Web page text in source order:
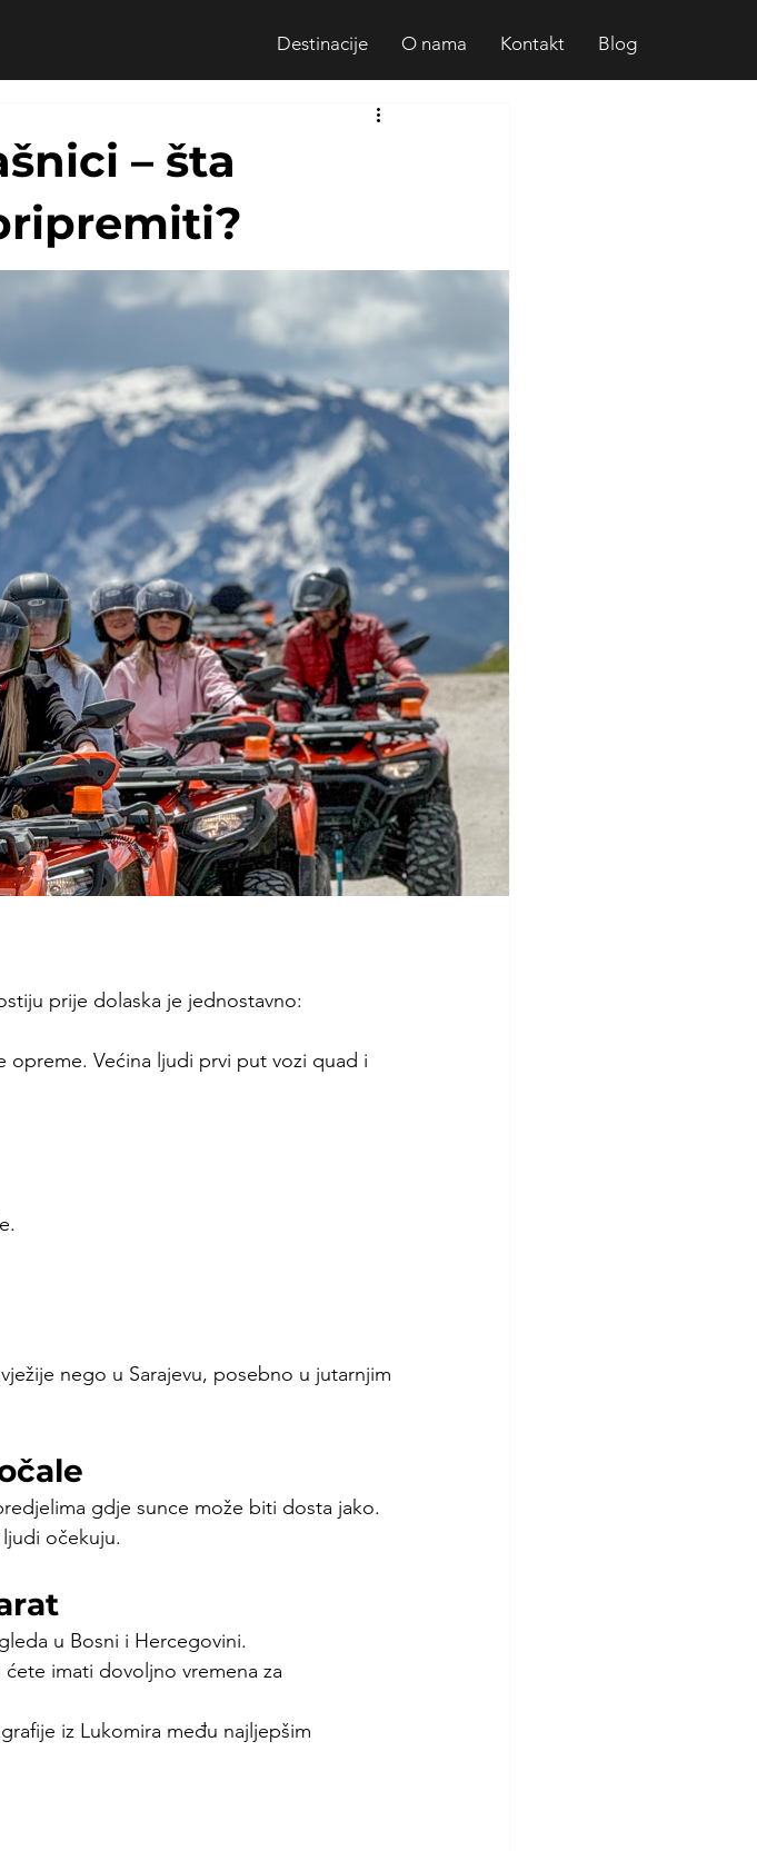
Destinacije O nama Kontakt Blog
– šta
prije dolaska je jednostavno:
Većina ljudi prvi put vozi quad i
nego u Sarajevu, posebno u jutarnjim
gdje sunce može biti dosta jako.
očekuju.
u Bosni i Hercegovini.
imati dovoljno vremena za
iz Lukomira među najljepšim